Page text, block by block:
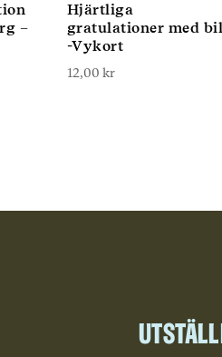
–
Hjärtliga
gratulationer med bil
-Vykort
12,00 kr